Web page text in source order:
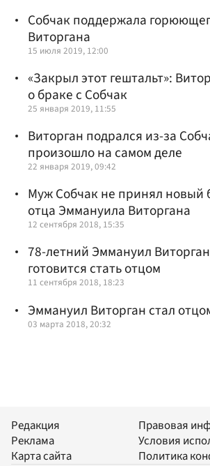
Собчак поддержала
Виторгана
15 июля 2019, 12:00
«Закрыл этот гештальт»:
о браке с Собчак
25 января 2019, 11:55
Виторган подрался из-за
произошло на самом деле
22 января 2019, 09:42
Муж Собчак не принял новый
отца Эммануила Виторгана
12 сентября 2018, 15:35
78-летний Эммануил
готовится стать отцом
11 сентября 2018, 18:23
Эммануил Виторган стал
03 марта 2018, 20:32
Редакция
Реклама
Карта сайта
Правовая
Условия
Политика